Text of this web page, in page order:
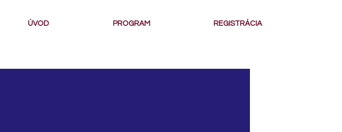
ÚVOD PROGRAM REGISTRÁCIA